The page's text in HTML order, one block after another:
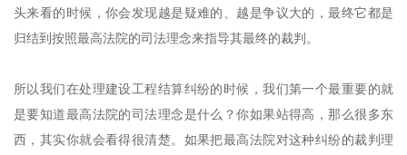
头来看的时候，你会发现越是疑难的、越是争议大的，最终它都是
归结到按照最高法院的司法理念来指导其最终的裁判。
所以我们在处理建设工程结算纠纷的时候，我们第一个最重要的就
是要知道最高法院的司法理念是什么？你如果站得高，那么很多东
西，其实你就会看得很清楚。如果把最高法院对这种纠纷的裁判理